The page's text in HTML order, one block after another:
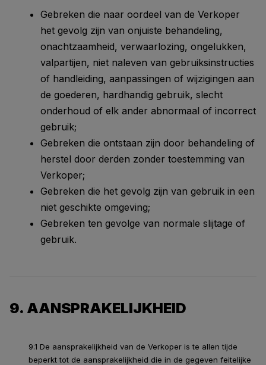
Gebreken die naar oordeel van de Verkoper
het gevolg zijn van onjuiste behandeling,
onachtzaamheid, verwaarlozing, ongelukken,
valpartijen, niet naleven van gebruiksinstructies
of handleiding, aanpassingen of wijzigingen aan
de goederen, hardhandig gebruik, slecht
onderhoud of elk ander abnormaal of incorrect
gebruik;
Gebreken die ontstaan zijn door behandeling of
herstel door derden zonder toestemming van
Verkoper;
Gebreken die het gevolg zijn van gebruik in een
niet geschikte omgeving;
Gebreken ten gevolge van normale slijtage of
gebruik.
9. AANSPRAKELIJKHEID
9.1 De aansprakelijkheid van de Verkoper is te allen tijde
beperkt tot de aansprakelijkheid die in de gegeven feitelijke